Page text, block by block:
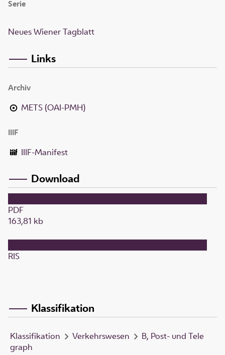
Serie
Neues Wiener Tagblatt
Links
Archiv
METS (OAI-PMH)
IIIF
IIIF-Manifest
Download
PDF
163,81 kb
RIS
Klassifikation
Klassifikation Verkehrswesen
B, Post- und Tele
graph